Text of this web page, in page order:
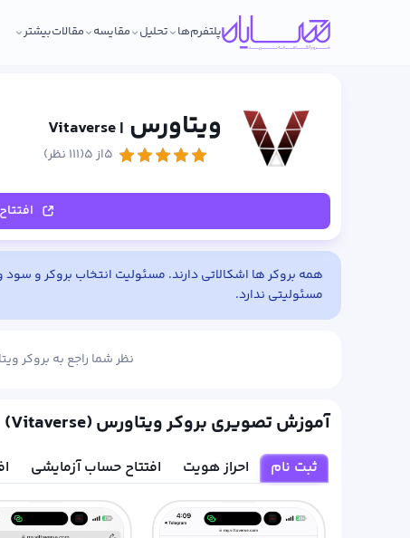
پلتفرم‌ها تحلیل مقایسه مقالاتبیشتر
ویتاورس | Vitaverse
۵از ۵ (۱۱۱ نظر)
همه بروکر ها اشکالاتی دارند. مسئولیت انتخاب بروکر و
مسئولیتی ندارد.
نظر شما راجع به بروکر
آموزش تصویری بروکر ویتاورس (Vitaverse)
ثبت نام احراز هویت افتتاح حساب آزمایشی